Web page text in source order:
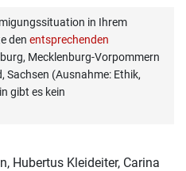
in Ihrem
den entsprechenden
Mecklenburg-Vorpommern
Sachsen (Ausnahme: Ethik,
gibt es kein
Hubertus Kleideiter, Carina